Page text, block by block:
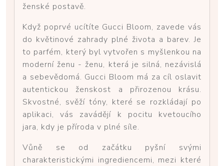
ženské postavě.
Když poprvé ucítíte Gucci Bloom, zavede vás
do květinové zahrady plné života a barev. Je
to parfém, který byl vytvořen s myšlenkou na
moderní ženu - ženu, která je silná, nezávislá
a sebevědomá. Gucci Bloom má za cíl oslavit
autentickou ženskost a přirozenou krásu.
Skvostné, svěží tóny, které se rozkládají po
aplikaci, vás zavádějí k pocitu kvetoucího
jara, kdy je příroda v plné síle.
Vůně se od začátku pyšní svými
charakteristickými ingrediencemi, mezi které